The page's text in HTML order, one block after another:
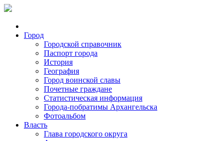
Город
Городской справочник
Паспорт города
История
География
Город воинской славы
Почетные граждане
Статистическая информация
Города-побратимы Архангельска
Фотоальбом
Власть
Глава городского округа